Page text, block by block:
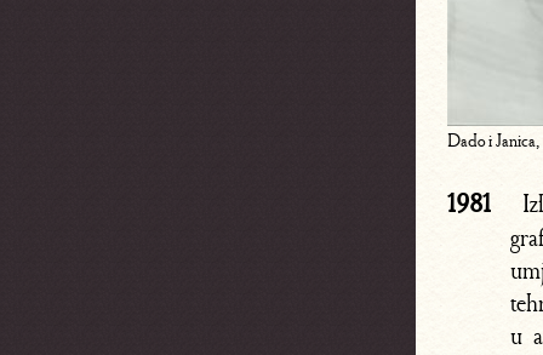
Dado i
1981
u